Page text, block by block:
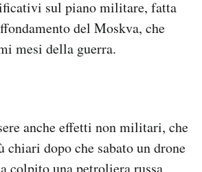
sul piano militare, fatta
del Moskva, che
mesi della guerra.
anche effetti non militari, che
chiari dopo che sabato un drone
colpito una petroliera russa